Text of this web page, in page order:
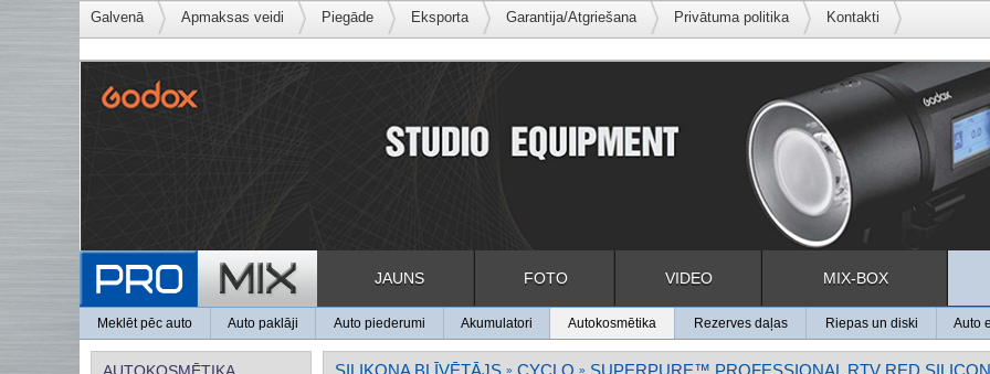
Galvenā Apmaksas veidi Piegāde Eksporta Garantija/Atgriešana Privātuma politika Kontakti
JAUNS FOTO VIDEO MIX-BOX
Meklēt pēc auto Auto paklāji Auto piederumi Akumulatori Autokosmētika Rezerves daļas Riepas un diski Auto
AUTOKOSMĒTIKA SILIKONA BLĪVĒTĀJS » CYCLO » SUPERPURE™ PROFESSIONAL RTV RED